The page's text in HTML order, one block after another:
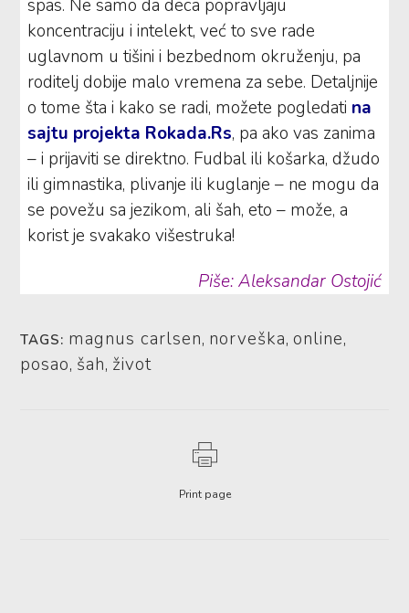
spas. Ne samo da deca popravljaju
koncentraciju i intelekt, već to sve rade
uglavnom u tišini i bezbednom okruženju, pa
roditelj dobije malo vremena za sebe. Detaljnije
o tome šta i kako se radi, možete pogledati na
sajtu projekta Rokada.Rs, pa ako vas zanima
– i prijaviti se direktno. Fudbal ili košarka, džudo
ili gimnastika, plivanje ili kuglanje – ne mogu da
se povežu sa jezikom, ali šah, eto – može, a
korist je svakako višestruka!
Piše: Aleksandar Ostojić
TAGS: magnus carlsen, norveška,online,
posao, šah, život
Print page